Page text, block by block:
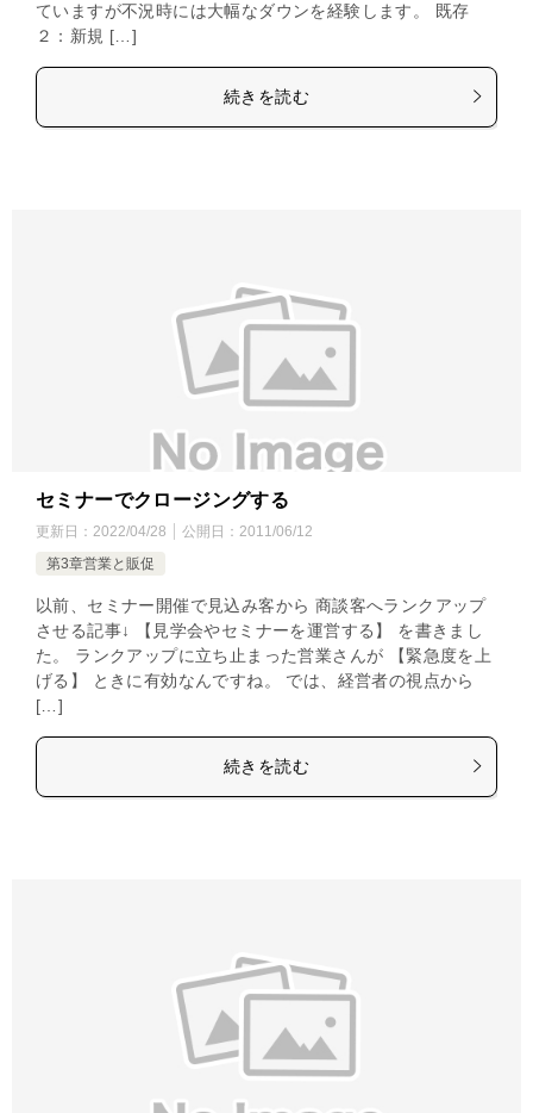
ていますが不況時には大幅なダウンを経験します。 既存
２：新規 […]
続きを読む
セミナーでクロージングする
更新日： 2022/04/28 公開日： 2011/06/12
第3章営業と販促
以前、セミナー開催で見込み客から 商談客へランクアップ
させる記事↓ 【見学会やセミナーを運営する】 を書きまし
た。 ランクアップに立ち止まった営業さんが 【緊急度を上
げる】 ときに有効なんですね。 では、経営者の視点から
[…]
続きを読む